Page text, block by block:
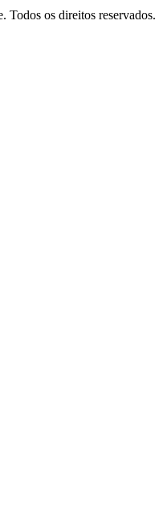
os direitos reservados.